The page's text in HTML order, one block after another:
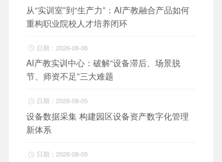
从“实训室”到“生产力”：AI产教融合产品如何
重构职业院校人才培养闭环
 日期：2026-08-06
AI产教实训中心：破解“设备滞后、场景脱
节、师资不足”三大难题
 日期：2026-08-05
设备数据采集 构建园区设备资产数字化管理
新体系
 日期：2026-08-05